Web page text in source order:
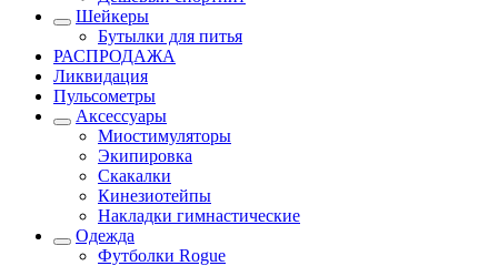
Шейкеры
Бутылки для питья
РАСПРОДАЖА
Ликвидация
Пульсометры
Аксессуары
Миостимуляторы
Экипировка
Скакалки
Кинезиотейпы
Накладки гимнастические
Одежда
Футболки Rogue